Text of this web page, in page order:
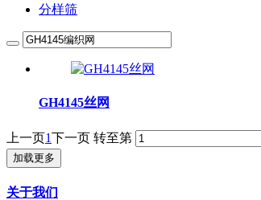
分样筛
GH4145丝网
上一页1下一页 转至第
加载更多
关于我们